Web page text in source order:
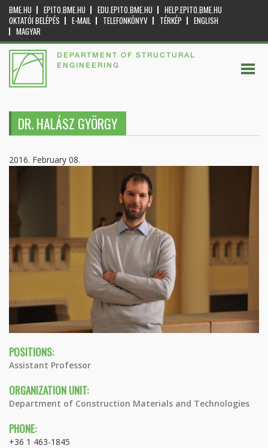
BME.HU EPITO.BME.HU EDU.EPITO.BME.HU
HELP.EPITO.BME.HU
OKTATÓI BELÉPÉS
E-MAIL TELEFONKÖNYV TÉRKÉP
ENGLISH
MAGYAR
DEPARTMENT OF STRUCTURAL
ENGINEERING
DR. HALÁSZ GYÖRGY
2016. February 08.
POSITIONS:
Assistant Professor
ORGANIZATION UNIT:
Department of Construction Materials and Technologies
PHONE:
+36 1 463-1845